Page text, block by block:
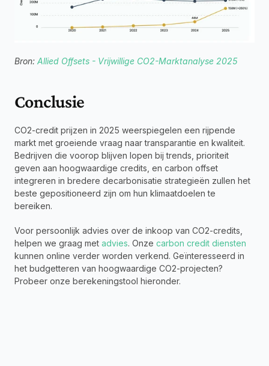
Bron: Allied Offsets - Vrijwillige CO2-Marktanalyse 2025
Conclusie
CO2-credit prijzen in 2025 weerspiegelen een rijpende
markt met groeiende vraag naar transparantie en kwaliteit.
Bedrijven die voorop blijven lopen bij trends, prioriteit
geven aan hoogwaardige credits, en carbon offset
integreren in bredere decarbonisatie strategieën zullen het
beste gepositioneerd zijn om hun klimaatdoelen te
bereiken.
Voor persoonlijk advies over de inkoop van CO2-credits,
helpen we graag met advies. Onze carbon credit diensten
kunnen online verder worden verkend. Geïnteresseerd in
het budgetteren van hoogwaardige CO2-projecten?
Probeer onze berekeningstool hieronder.